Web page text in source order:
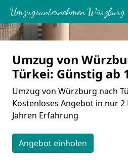
Umzugsunternehmen Würzburg
Umzug von
Türkei: Günstig ab
Umzug von Würzburg nach
Kostenloses Angebot in nur
Jahren Erfahrung
Angebot einholen